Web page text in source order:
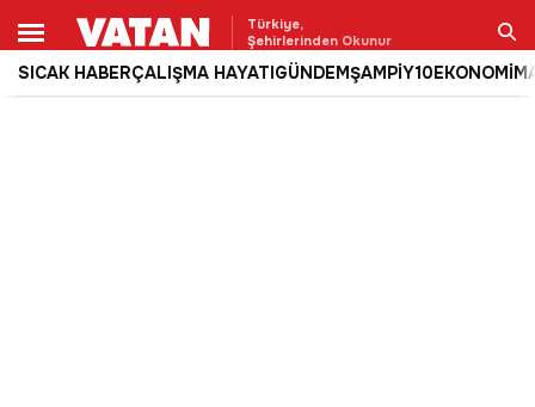
Türkiye,
Şehirlerinden Okunur
SICAK HABERÇALIŞMA HAYATIGÜNDEMŞAMPİY10EKONOMİ
Ara